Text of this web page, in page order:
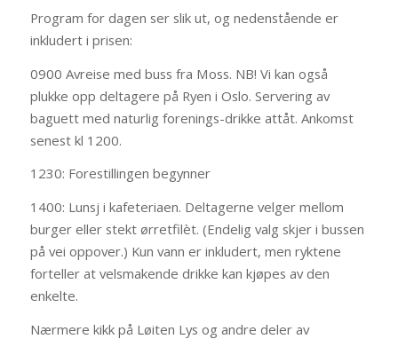
Program for dagen ser slik ut, og nedenstående er
inkludert i prisen:
0900 Avreise med buss fra Moss. NB! Vi kan også
plukke opp deltagere på Ryen i Oslo. Servering av
baguett med naturlig forenings-drikke attåt. Ankomst
senest kl 1200.
1230: Forestillingen begynner
1400: Lunsj i kafeteriaen. Deltagerne velger mellom
burger eller stekt ørretfilèt. (Endelig valg skjer i bussen
på vei oppover.) Kun vann er inkludert, men ryktene
forteller at velsmakende drikke kan kjøpes av den
enkelte.
Nærmere kikk på Løiten Lys og andre deler av